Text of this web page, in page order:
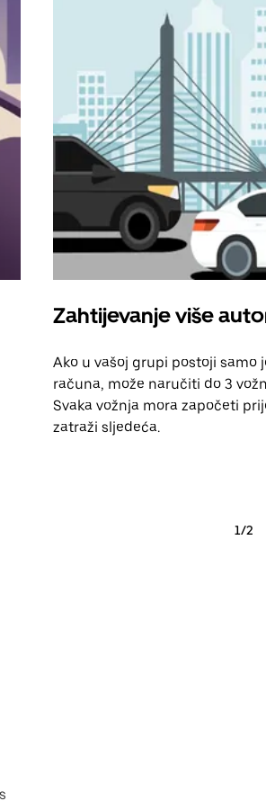
Zahtijevanje više
Ako u vašoj grupi postoji samo
računa, može naručiti do 3
Svaka vožnja mora započeti
zatraži sljedeća.
1/2